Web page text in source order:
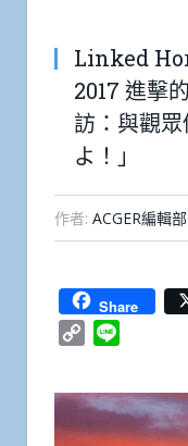
Linked
2017 進擊
訪：與觀
よ！」
作者: ACGER編輯部
Share
Copy